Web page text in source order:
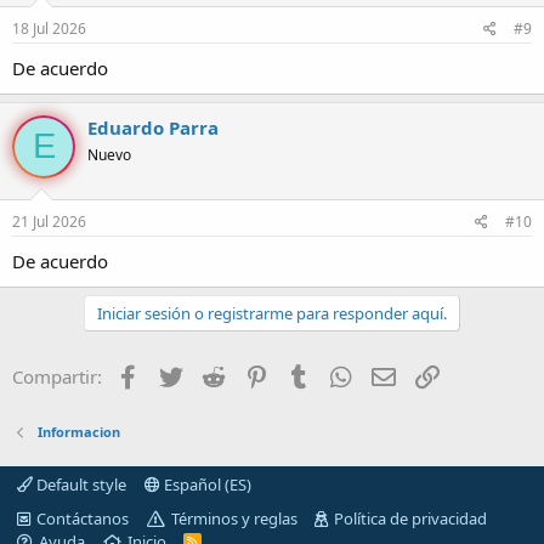
18 Jul 2026 #9
De acuerdo
E Eduardo Parra
Nuevo
21 Jul 2026 #10
De acuerdo
Iniciar sesión o registrarme para responder aquí.
Compartir: Facebook
Twitter Reddit PinterestTumblrWhatsAppCorreo
Informacion
Default style
Español (ES)
Contáctanos
Términos y reglas
Política de privacidad
R